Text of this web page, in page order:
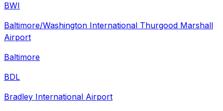
BWI
Baltimore/Washington International Thurgood Marshall
Airport
Baltimore
BDL
Bradley International Airport